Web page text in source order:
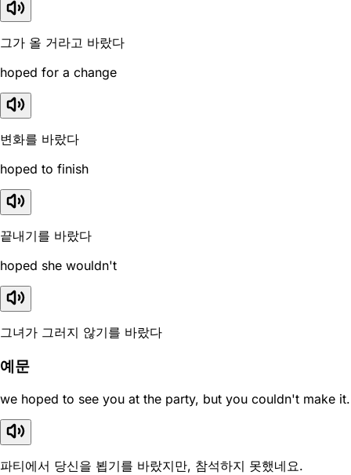
그가 올 거라고 바랐다
hoped for a change
변화를 바랐다
hoped to finish
끝내기를 바랐다
hoped she wouldn't
그녀가 그러지 않기를 바랐다
예문
we hoped to see you at the party, but you couldn't make it.
파티에서 당신을 뵙기를 바랐지만, 참석하지 못했네요.